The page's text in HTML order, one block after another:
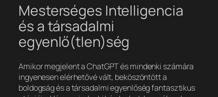
Mesterséges Intelligencia
és a társadalmi
egyenlő(tlen)ség
Amikor megjelent a ChatGPT és mindenki számára
ingyenesen elérhetővé vált, beköszöntött a
boldogság és a társadalmi egyenlőség fantasztikus